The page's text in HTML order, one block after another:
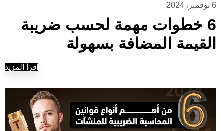
6 نوفمبر، 2024
6 خطوات مهمة لحسب ضريبة
القيمة المضافة بسهولة
إقرأ المزيد